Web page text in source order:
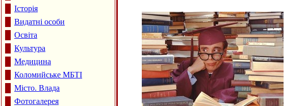
Історія
Видатні особи
Освіта
Культура
Медицина
Коломийське МБТІ
Місто. Влада
Фотогалерея